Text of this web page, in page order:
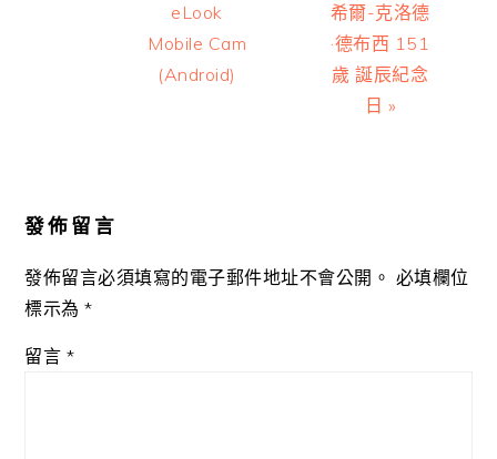
eLook
Mobile Cam
(Android)
希爾-克洛德
·德布西 151
歲 誕辰紀念
日 »
發佈留言
發佈留言必須填寫的電子郵件地址不會公開。 必填欄位
標示為*
留言 *